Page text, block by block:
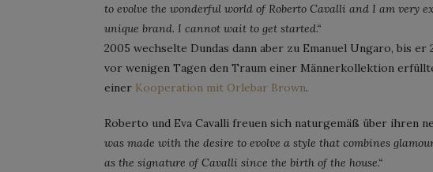
to evolve the wonderful world of Roberto Cavalli and I am very
unique brand. I cannot wait to get started.“
2005 wechselte Dundas dann aber zu Emanuel Ungaro, bis
vor wenigen Tagen den Traum einer Männerkollektion
einer Kooperation mit Orlebar Brown.
Roberto und Eva Cavalli freuen sich naturgemäß über ihren
was made with the desire to evolve a style that combines
as the signature of Cavalli since the birth of the house.“